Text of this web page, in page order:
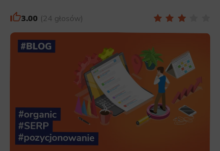
3.00 24 głosów